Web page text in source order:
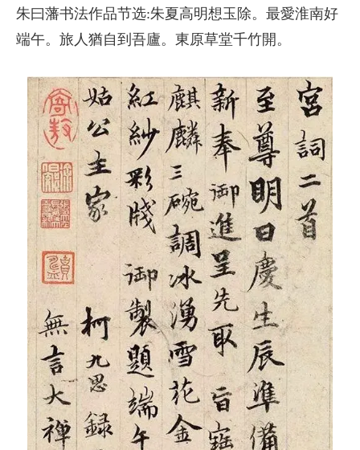
朱曰藩书法作品节选:朱夏高明想玉除。最愛淮南好
端午。旅人猶自到吾廬。東原草堂千竹開。